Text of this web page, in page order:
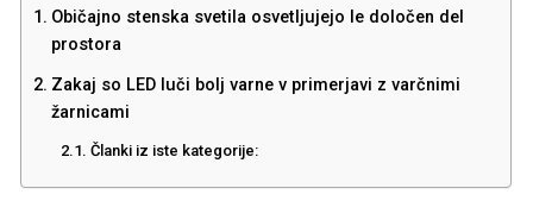
Običajno stenska svetila osvetljujejo le določen del
prostora
Zakaj so LED luči bolj varne v primerjavi z varčnimi
žarnicami
Članki iz iste kategorije: